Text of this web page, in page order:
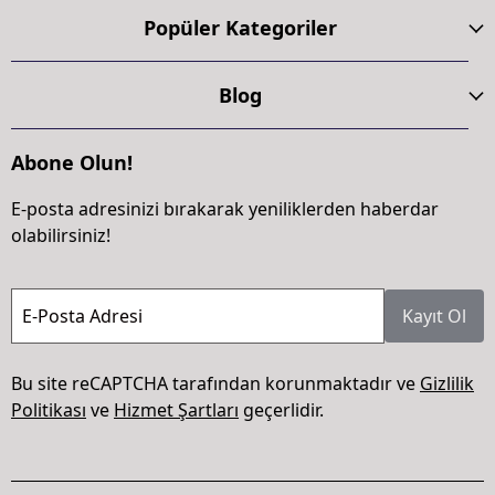
Popüler Kategoriler
Blog
Abone Olun!
E-posta adresinizi bırakarak yeniliklerden haberdar
olabilirsiniz!
E-Posta Adresi Kayıt Ol
Bu site reCAPTCHA tarafından korunmaktadır ve Gizlilik
Politikası ve Hizmet Şartları geçerlidir.